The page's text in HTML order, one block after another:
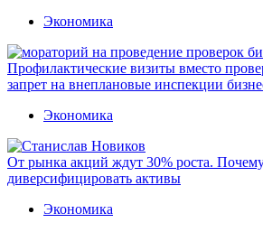
Экономика
Профилактические визиты вместо
запрет на внеплановые инспекции
Экономика
От рынка акций ждут 30% роста.
диверсифицировать активы
Экономика